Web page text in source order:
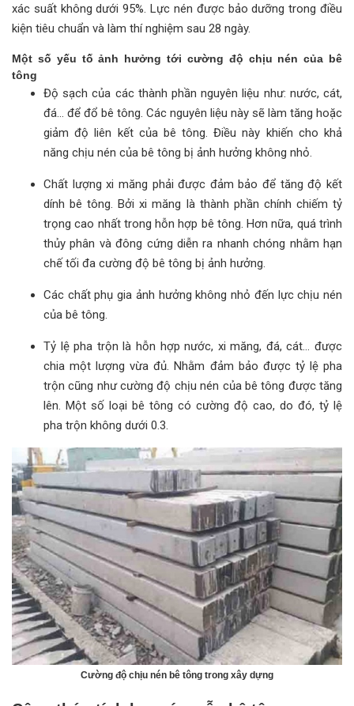
xác suất không dưới 95%. Lực nén được bảo dưỡng trong điều
kiện tiêu chuẩn và làm thí nghiệm sau 28 ngày.
Một số yếu tố ảnh hưởng tới cường độ chịu nén của bê
tông
Độ sạch của các thành phần nguyên liệu như: nước, cát,
đá… để đổ bê tông. Các nguyên liệu này sẽ làm tăng hoặc
giảm độ liên kết của bê tông. Điều này khiến cho khả
năng chịu nén của bê tông bị ảnh hưởng không nhỏ.
Chất lượng xi măng phải được đảm bảo để tăng độ kết
dính bê tông. Bởi xi măng là thành phần chính chiếm tỷ
trọng cao nhất trong hỗn hợp bê tông. Hơn nữa, quá trình
thủy phân và đông cứng diễn ra nhanh chóng nhằm hạn
chế tối đa cường độ bê tông bị ảnh hưởng.
Các chất phụ gia ảnh hưởng không nhỏ đến lực chịu nén
của bê tông.
Tỷ lệ pha trộn là hỗn hợp nước, xi măng, đá, cát… được
chia một lượng vừa đủ. Nhằm đảm bảo được tỷ lệ pha
trộn cũng như cường độ chịu nén của bê tông được tăng
lên. Một số loại bê tông có cường độ cao, do đó, tỷ lệ
pha trộn không dưới 0.3.
Cường độ chịu nén bê tông trong xây dựng